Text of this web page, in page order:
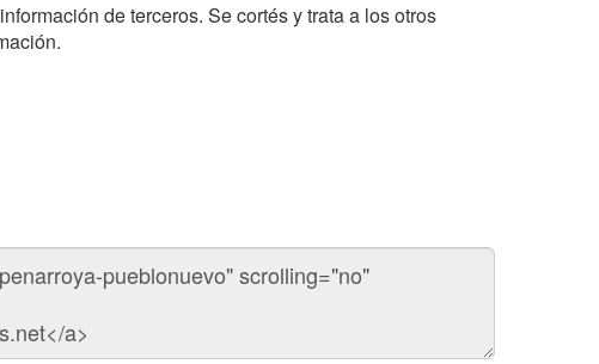
de terceros. Se cortés y trata a los otros